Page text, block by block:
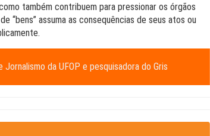
também contribuem para pressionar os órgãos
“bens” assuma as consequências de seus atos ou
da UFOP e pesquisadora do Gris